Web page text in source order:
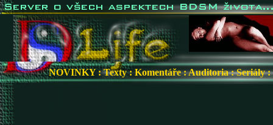
NOVINKY:Texty: Komentáře:Auditoria:Seriály: